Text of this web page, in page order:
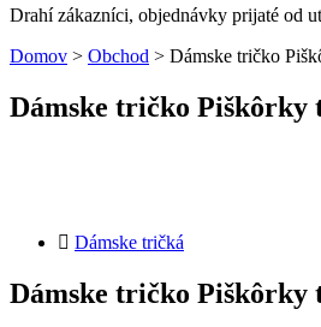
Drahí zákazníci, objednávky prijaté od
Domov > Obchod > Dámske tričko
Dámske tričko Piškôrky
Dámske tričká
Dámske tričko Piškôrky